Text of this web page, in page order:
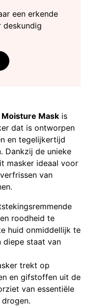
Moisture Mask is
dat is ontworpen
en tegelijkertijd
Dankzij de unieke
masker ideaal voor
van
roodheid te
huid onmiddellijk te
diepe staat van
trekt op
en gifstoffen uit de
van essentiële
een erkende
deskundig